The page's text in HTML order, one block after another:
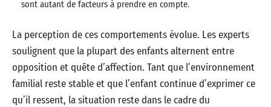
sont autant de facteurs à prendre en compte.
La perception de ces comportements évolue. Les experts
soulignent que la plupart des enfants alternent entre
opposition et quête d’affection. Tant que l’environnement
familial reste stable et que l’enfant continue d’exprimer ce
qu’il ressent, la situation reste dans le cadre du